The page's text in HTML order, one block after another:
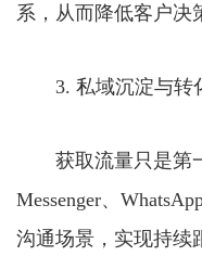
系，从而降低客户决
3. 私域沉淀与转
获取流量只是第一
Messenger、
沟通场景，实现持续